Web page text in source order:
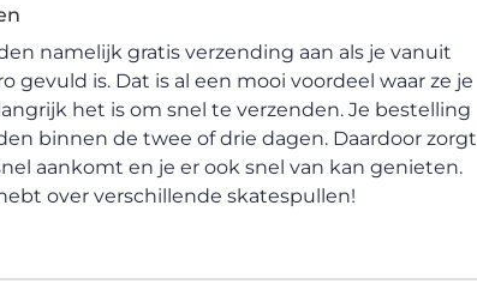
namelijk gratis verzending aan als je vanuit
is. Dat is al een mooi voordeel waar ze je
het is om snel te verzenden. Je bestelling
binnen de twee of drie dagen. Daardoor zorgt
aankomt en je er ook snel van kan genieten.
over verschillende skatespullen!